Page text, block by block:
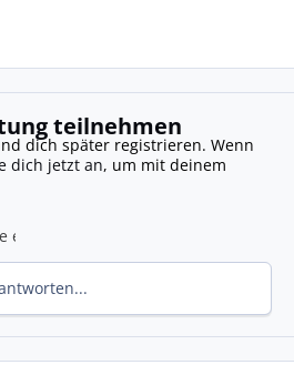
teilnehmen
dich später registrieren. Wenn
dich jetzt an, um mit deinem